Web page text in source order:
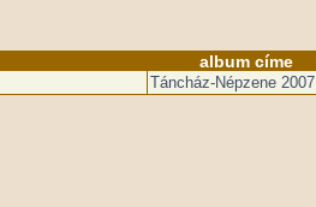
album címe
Táncház-Népzene 2007